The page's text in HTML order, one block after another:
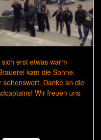
erst etwas warm
kam die Sonne.
Danke an die
Wir freuen uns